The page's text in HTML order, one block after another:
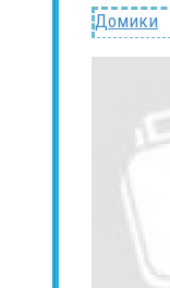
Домики